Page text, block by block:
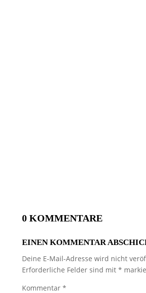
0 KOMMENTARE
EINEN KOMMENTAR
Deine E-Mail-Adresse wird nicht
Erforderliche Felder sind mit *
Kommentar *